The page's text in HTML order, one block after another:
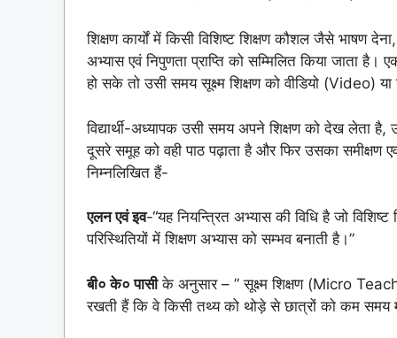
शिक्षण कार्यों में किसी विशिष्ट शिक्षण कौशल जैसे भाषण
अभ्यास एवं निपुणता प्राप्ति को सम्मिलित किया जाता
हो सके तो उसी समय सूक्ष्म शिक्षण को वीडियो (Video) या
विद्यार्थी-अध्यापक उसी समय अपने शिक्षण को देख लेता है,
दूसरे समूह को वही पाठ पढ़ाता है और फिर उसका समीक्षण
निम्नलिखित हैं-
एलन एवं इव-“यह नियन्त्रित अभ्यास की विधि है जो
परिस्थितियों में शिक्षण अभ्यास को सम्भव बनाती है।”
बी० के० पासीके अनुसार – ” सूक्ष्म शिक्षण (Micro
रखती हैं कि वे किसी तथ्य को थोड़े से छात्रों को कम समय